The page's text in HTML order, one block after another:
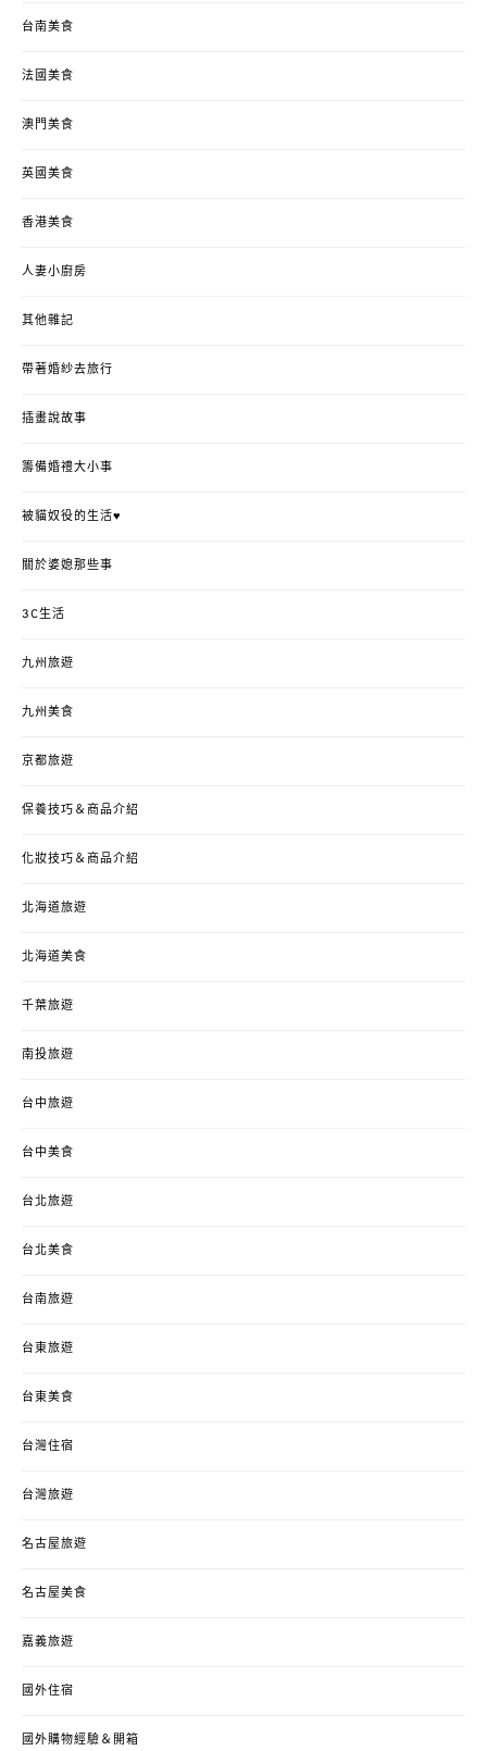
台南美食
法國美食
澳門美食
英國美食
香港美食
人妻小廚房
其他雜記
帶著婚紗去旅行
插畫說故事
籌備婚禮大小事
被貓奴役的生活♥
關於婆媳那些事
3C生活
九州旅遊
九州美食
京都旅遊
保養技巧＆商品介紹
化妝技巧＆商品介紹
北海道旅遊
北海道美食
千葉旅遊
南投旅遊
台中旅遊
台中美食
台北旅遊
台北美食
台南旅遊
台東旅遊
台東美食
台灣住宿
台灣旅遊
名古屋旅遊
名古屋美食
嘉義旅遊
國外住宿
國外購物經驗＆開箱